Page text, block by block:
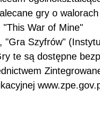
gry o walorach
"This War of Mine"
"Gra Szyfrów"
te są dostępne